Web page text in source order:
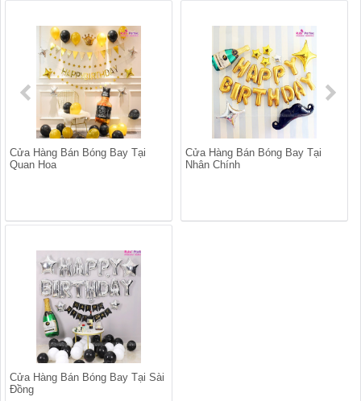
Cửa Hàng Bán Bóng Bay Tại
Quan Hoa
Cửa Hàng Bán Bóng Bay Tại
Nhân Chính
Cửa Hàng Bán Bóng Bay Tại Sài
Đồng